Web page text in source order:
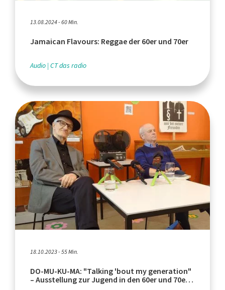
13.08.2024 - 60 Min.
Jamaican Flavours: Reggae der 60er und 70er
Audio CT das radio
18.10.2023 - 55 Min.
DO-MU-KU-MA: "Talking 'bout my generation"
– Ausstellung zur Jugend in den 60er und 70er